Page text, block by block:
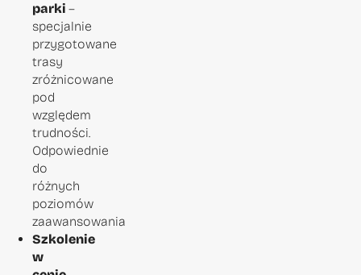
parki –
specjalnie
przygotowane
trasy
zróżnicowane
pod
względem
trudności.
Odpowiednie
do
różnych
poziomów
zaawansowania
Szkolenie
w